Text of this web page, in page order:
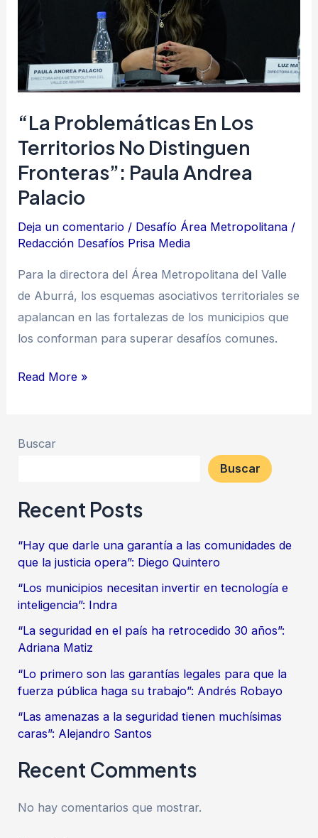
“La Problemáticas En Los
Territorios No Distinguen
Fronteras”: Paula Andrea
Palacio
Deja un comentario / Desafío Área Metropolitana /
Redacción Desafíos Prisa Media
Para la directora del Área Metropolitana del Valle
de Aburrá, los esquemas asociativos territoriales se
apalancan en las fortalezas de los municipios que
los conforman para superar desafíos comunes.
fronteras”:
Paula
Palacio
Read More »
Buscar
Buscar
Recent Posts
“Hay que darle una garantía a las comunidades de
que la justicia opera”: Diego Quintero
“Los municipios necesitan invertir en tecnología e
inteligencia”: Indra
“La seguridad en el país ha retrocedido 30 años”:
Adriana Matiz
“Lo primero son las garantías legales para que la
fuerza pública haga su trabajo”: Andrés Robayo
“Las amenazas a la seguridad tienen muchísimas
caras”: Alejandro Santos
Recent Comments
No hay comentarios que mostrar.